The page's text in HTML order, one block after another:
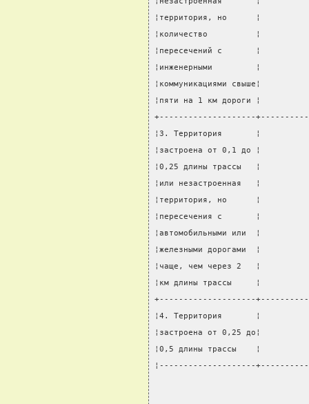
¦территория, но      ¦
¦количество          ¦
¦пересечений с       ¦
¦инженерными         ¦
¦коммуникациями
¦пяти на 1 км дороги ¦
+--------------------
¦3. Территория       ¦
¦застроена от 0,1 до
¦0,25 длины трассы   ¦
¦или незастроенная
¦территория, но      ¦
¦пересечения с       ¦
¦автомобильными или
¦железными дорогами
¦чаще, чем через 2   ¦
¦км длины трассы     ¦
+--------------------
¦4. Территория       ¦
¦застроена от 0,25
¦0,5 длины трассы    ¦
¦--------------------